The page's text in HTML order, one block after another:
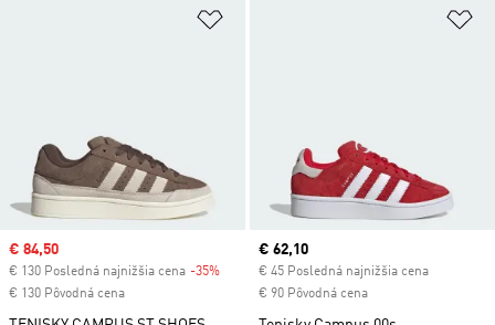
Pridať do zoznamu želaných
Sale price
€ 84,50
€ 130 Posledná najnižšia cena -35% Discount
€ 130 Pôvodná cena
Current price
€ 62,10
€ 45 Posledná najnižšia cena
€ 90 Pôvodná cena